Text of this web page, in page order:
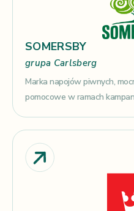
SOMERSBY
grupa Carlsberg
Marka napojów piwnych,
pomocowe w ramach